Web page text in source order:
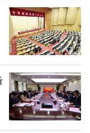
APP
了张庭的公
关联17家企
“注销”。陶
括100%控股